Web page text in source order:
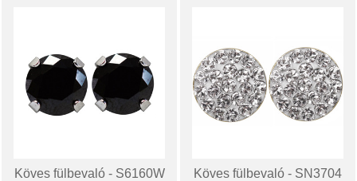
Köves fülbevaló - S6160W Köves fülbevaló - SN3704